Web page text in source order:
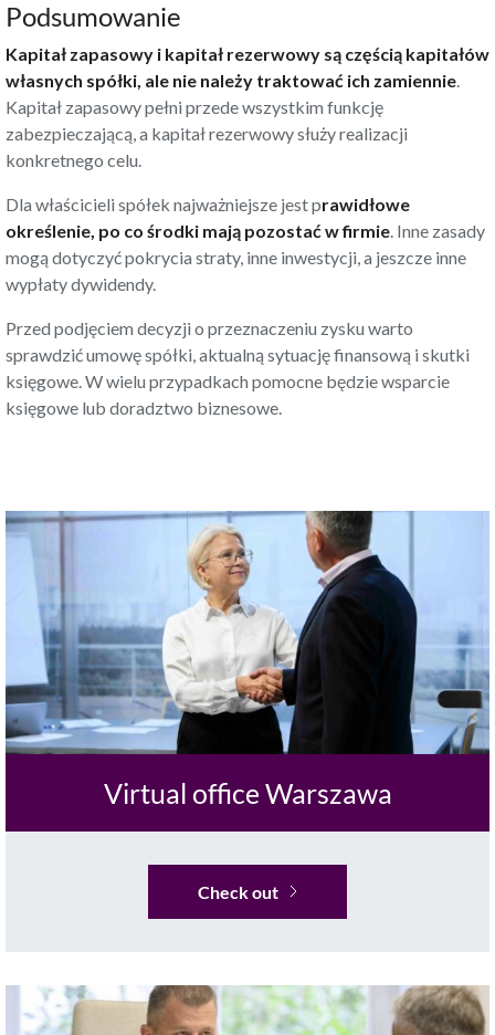
Podsumowanie
Kapitał zapasowy i kapitał rezerwowy są częścią kapitałów
własnych spółki, ale nie należy traktować ich zamiennie
Kapitał zapasowy pełni przede wszystkim funkcję
zabezpieczającą, a kapitał rezerwowy służy realizacji
konkretnego celu.
Dla właścicieli spółek najważniejsze jest prawidłowe
określenie, po co środki mają pozostać w firmie . Inne zasady
mogą dotyczyć pokrycia straty, inne inwestycji, a jeszcze inne
wypłaty dywidendy.
Przed podjęciem decyzji o przeznaczeniu zysku warto
sprawdzić umowę spółki, aktualną sytuację finansową i skutki
księgowe. W wielu przypadkach pomocne będziewsparcie
księgowe lub doradztwo biznesowe
Virtual office Warszawa
Check out